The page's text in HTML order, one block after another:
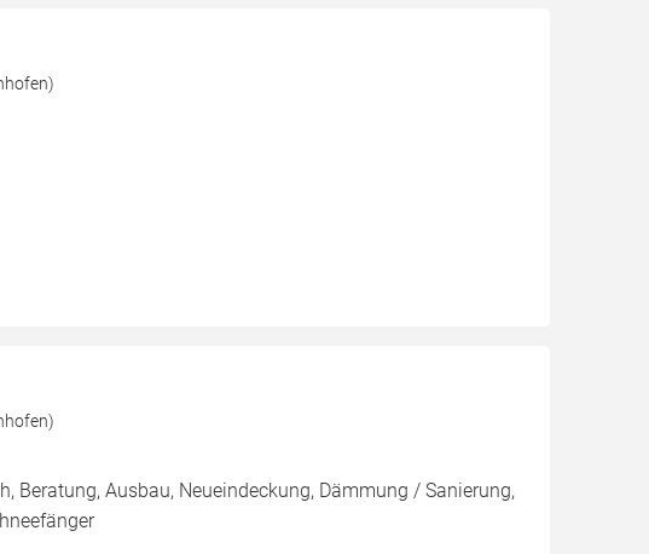
Beratung, Ausbau, Neueindeckung, Dämmung / Sanierung,